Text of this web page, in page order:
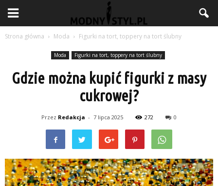
Strona główna Moda Figurki na tort, toppery na tort ślubny
Moda Figurki na tort, toppery na tort ślubny
Gdzie można kupić figurki z masy
cukrowej?
Przez Redakcja - 7 lipca 2025 272 0